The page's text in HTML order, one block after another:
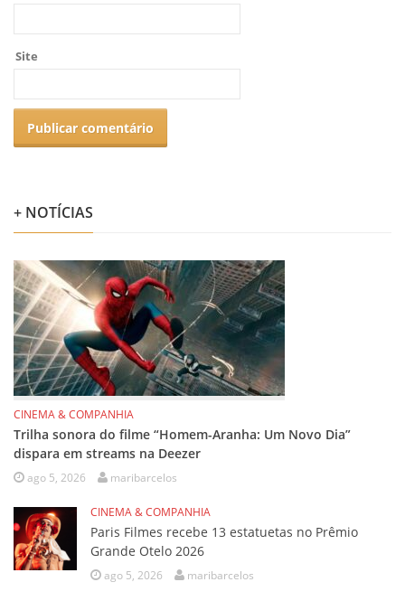
Site
+ NOTÍCIAS
CINEMA & COMPANHIA
Trilha sonora do filme “Homem-Aranha: Um Novo Dia”
dispara em streams na Deezer
ago 5, 2026 maribarcelos
CINEMA & COMPANHIA
Paris Filmes recebe 13 estatuetas no Prêmio
Grande Otelo 2026
ago 5, 2026 maribarcelos